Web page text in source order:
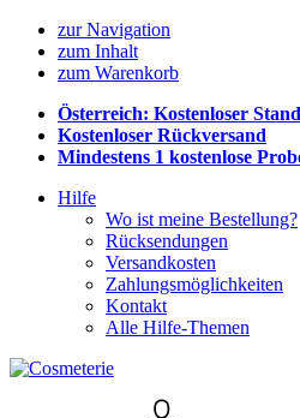
zur Navigation
zum Inhalt
zum Warenkorb
Österreich: Kostenloser
Kostenloser Rückversand
Mindestens 1 kostenlose
Hilfe
Wo ist meine Bestellung?
Rücksendungen
Versandkosten
Zahlungsmöglichkeiten
Kontakt
Alle Hilfe-Themen